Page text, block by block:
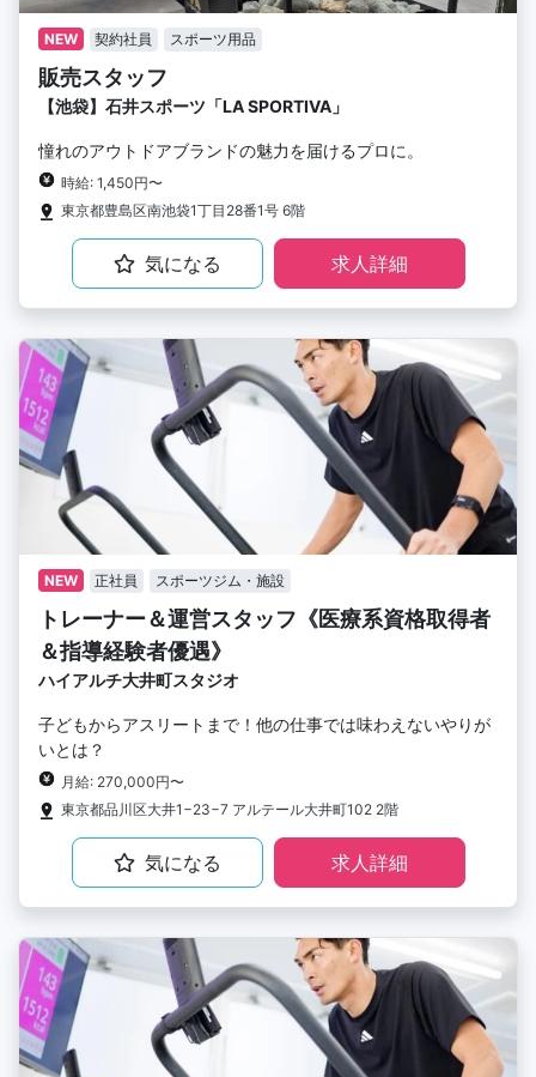
NEW 契約社員 スポーツ用品
販売スタッフ
【池袋】石井スポーツ「LA SPORTIVA」
憧れのアウトドアブランドの魅力を届けるプロに。
時給: 1,450円〜
東京都豊島区南池袋1丁目28番1号 6階
気になる 求人詳細
NEW 正社員 スポーツジム・施設
トレーナー＆運営スタッフ《医療系資格取得者
＆指導経験者優遇》
ハイアルチ大井町スタジオ
子どもからアスリートまで！他の仕事では味わえないやりが
いとは？
月給: 270,000円〜
東京都品川区大井1−23−7 アルテール大井町102 2階
気になる 求人詳細